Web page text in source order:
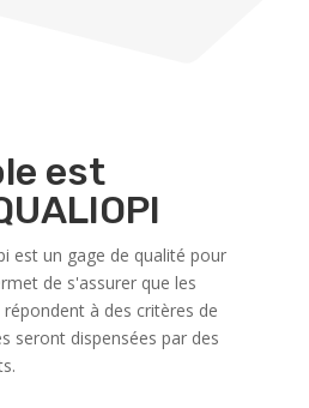
est
est un gage de qualité pour
de s'assurer que les
à des critères de
seront dispensées par des